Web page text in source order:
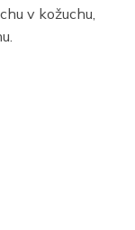
v kožuchu,